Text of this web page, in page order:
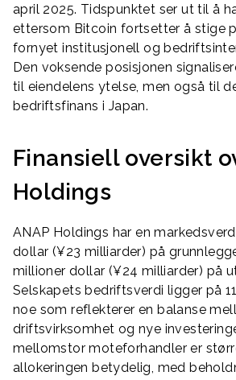
april 2025. Tidspunktet ser ut til å
ettersom Bitcoin fortsetter å stige
fornyet institusjonell og
Den voksende posisjonen
til eiendelens ytelse, men også til
bedriftsfinans i Japan.
Finansiell oversikt
Holdings
ANAP Holdings har en
dollar (¥23 milliarder) på
millioner dollar (¥24 milliarder) på
Selskapets bedriftsverdi ligger på
noe som reflekterer en balanse
driftsvirksomhet og nye
mellomstor moteforhandler er
allokeringen betydelig, med